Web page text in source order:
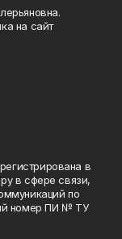
на сайт
в
в сфере связи,
по
номер ПИ № ТУ